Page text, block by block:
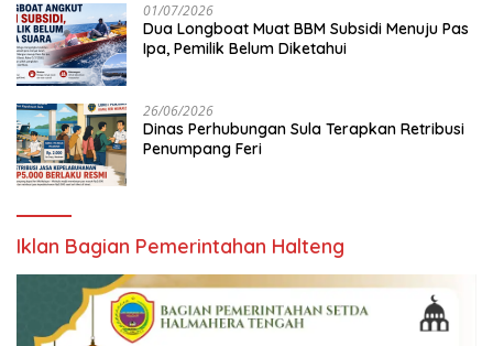
01/07/2026
Dua Longboat Muat BBM Subsidi Menuju Pas
Ipa, Pemilik Belum Diketahui
26/06/2026
Dinas Perhubungan Sula Terapkan Retribusi
Penumpang Feri
Iklan Bagian Pemerintahan Halteng